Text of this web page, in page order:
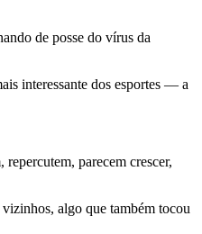
de posse do vírus da
interessante dos esportes — a
parecem crescer,
algo que também tocou